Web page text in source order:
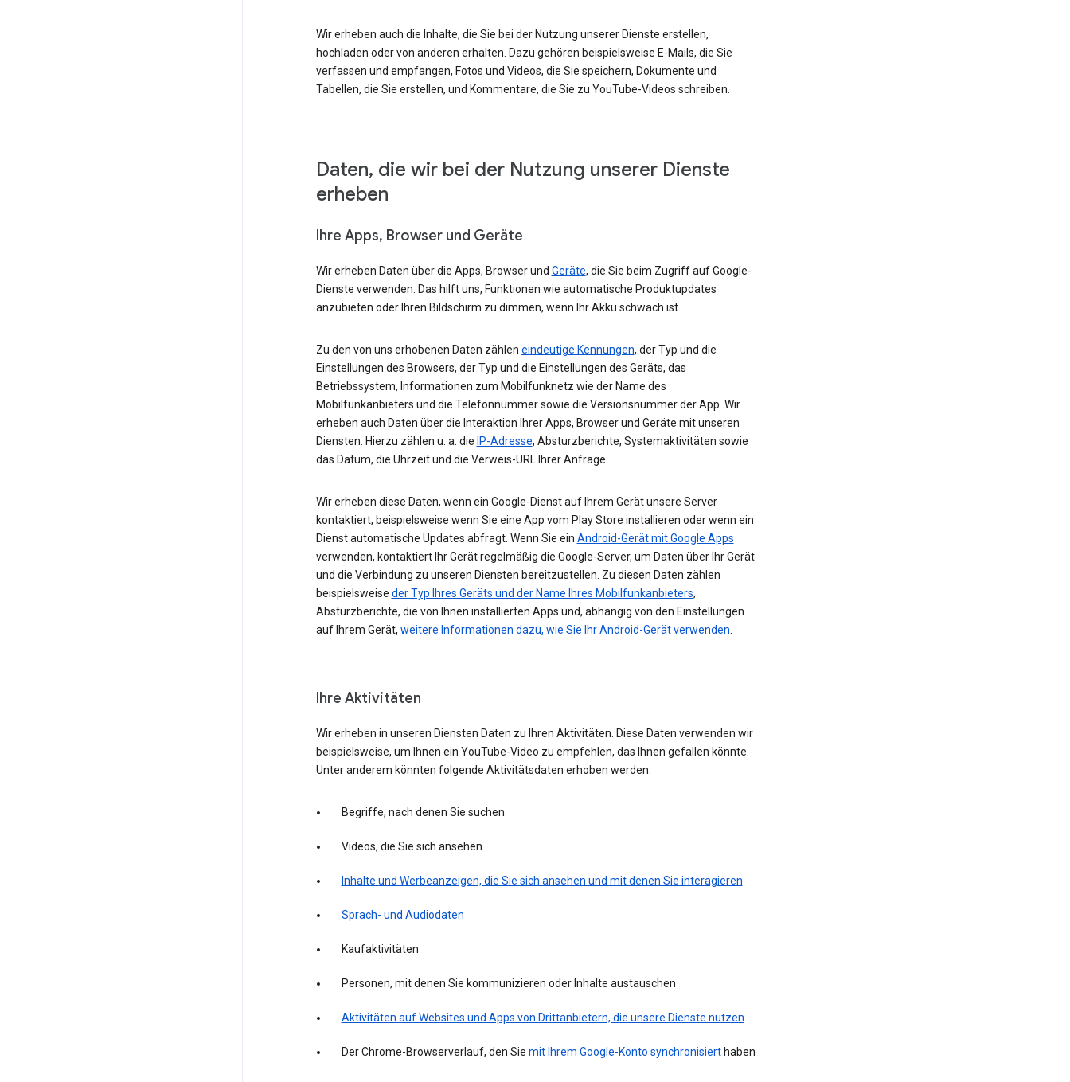
Wir erheben auch die Inhalte, die Sie bei der Nutzung unserer Dienste erstellen,
hochladen oder von anderen erhalten. Dazu gehören beispielsweise E-Mails, die Sie
verfassen und empfangen, Fotos und Videos, die Sie speichern, Dokumente und
Tabellen, die Sie erstellen, und Kommentare, die Sie zu YouTube-Videos schreiben.
Daten, die wir bei der Nutzung unserer Dienste
erheben
Ihre Apps, Browser und Geräte
Wir erheben Daten über die Apps, Browser und Geräte, die Sie beim Zugriff auf Google-
Dienste verwenden. Das hilft uns, Funktionen wie automatische Produktupdates
anzubieten oder Ihren Bildschirm zu dimmen, wenn Ihr Akku schwach ist.
Zu den von uns erhobenen Daten zählen eindeutige Kennungen, der Typ und die
Einstellungen des Browsers, der Typ und die Einstellungen des Geräts, das
Betriebssystem, Informationen zum Mobilfunknetz wie der Name des
Mobilfunkanbieters und die Telefonnummer sowie die Versionsnummer der App. Wir
erheben auch Daten über die Interaktion Ihrer Apps, Browser und Geräte mit unseren
Diensten. Hierzu zählen u. a. die IP-Adresse, Absturzberichte, Systemaktivitäten sowie
das Datum, die Uhrzeit und die Verweis-URL Ihrer Anfrage.
Wir erheben diese Daten, wenn ein Google-Dienst auf Ihrem Gerät unsere Server
kontaktiert, beispielsweise wenn Sie eine App vom Play Store installieren oder wenn ein
Dienst automatische Updates abfragt. Wenn Sie ein Android-Gerät mit Google Apps
verwenden, kontaktiert Ihr Gerät regelmäßig die Google-Server, um Daten über Ihr Gerät
und die Verbindung zu unseren Diensten bereitzustellen. Zu diesen Daten zählen
beispielsweise der Typ Ihres Geräts und der Name Ihres Mobilfunkanbieters,
Absturzberichte, die von Ihnen installierten Apps und, abhängig von den Einstellungen
auf Ihrem Gerät, weitere Informationen dazu, wie Sie Ihr Android-Gerät verwenden.
Ihre Aktivitäten
Wir erheben in unseren Diensten Daten zu Ihren Aktivitäten. Diese Daten verwenden wir
beispielsweise, um Ihnen ein YouTube-Video zu empfehlen, das Ihnen gefallen könnte.
Unter anderem könnten folgende Aktivitätsdaten erhoben werden:
Begriffe, nach denen Sie suchen
Videos, die Sie sich ansehen
Inhalte und Werbeanzeigen, die Sie sich ansehen und mit denen Sie interagieren
Sprach- und Audiodaten
Kaufaktivitäten
Personen, mit denen Sie kommunizieren oder Inhalte austauschen
Aktivitäten auf Websites und Apps von Drittanbietern, die unsere Dienste nutzen
Der Chrome-Browserverlauf, den Sie mit Ihrem Google-Konto synchronisierthaben